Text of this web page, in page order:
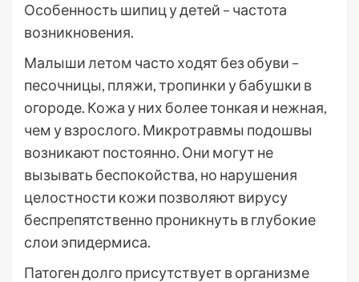
Особенность шипиц у детей – частота
возникновения.
Малыши летом часто ходят без обуви –
песочницы, пляжи, тропинки у бабушки в
огороде. Кожа у них более тонкая и нежная,
чем у взрослого. Микротравмы подошвы
возникают постоянно. Они могут не
вызывать беспокойства, но нарушения
целостности кожи позволяют вирусу
беспрепятственно проникнуть в глубокие
слои эпидермиса.
Патоген долго присутствует в организме